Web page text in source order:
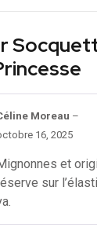
Moreau –
16, 2025
et
sur